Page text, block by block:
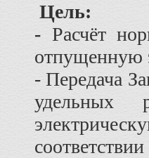
Цель:
- Расчёт
отпущенную
- Передача
удельных